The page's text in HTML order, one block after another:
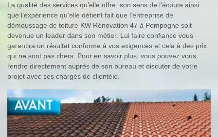
La qualité des services qu’elle offre, son sens de l’écoute ainsi
que l’expérience qu’elle détient fait que l’entreprise de
démoussage de toiture KW Rénovation 47 à Pompogne soit
devenue un leader dans son métier. Lui faire confiance vous
garantira un résultat conforme à vos exigences et cela à des prix
qui ne sont pas chers. Pour en savoir plus, vous pouvez vous
rendre directement auprès de son bureau et discuter de votre
projet avec ses chargés de clientèle.